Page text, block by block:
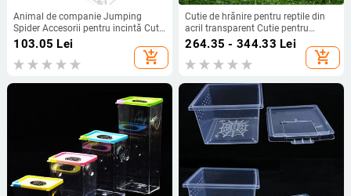
Animal de companie Jumping
Spider Accesorii pentru incintă Cutii
acrilice transparente pentru
103.05 Lei
add_shopping_cart
Cutie de hrănire pentru reptile din
acril transparent Cutie pentru
insecte Cutie de reproducere a
mantitelor de casă cușă pentru
insecte pentru reptile
264.35 - 344.33 Lei
add_shopping_cart